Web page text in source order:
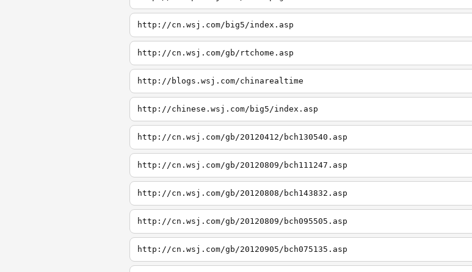
http://cn.wsj.com/big5/index.asp
http://cn.wsj.com/gb/rtchome.asp
http://blogs.wsj.com/chinarealtime
http://chinese.wsj.com/big5/index.asp
http://cn.wsj.com/gb/20120412/bch130540.asp
http://cn.wsj.com/gb/20120809/bch111247.asp
http://cn.wsj.com/gb/20120808/bch143832.asp
http://cn.wsj.com/gb/20120809/bch095505.asp
http://cn.wsj.com/gb/20120905/bch075135.asp